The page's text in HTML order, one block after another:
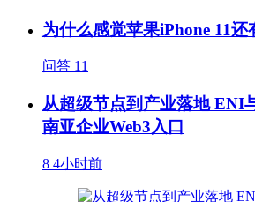
为什么感觉苹果iPhone 11还
问答 11
从超级节点到产业落地 ENI
南亚企业Web3入口
8 4小时前